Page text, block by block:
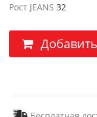
Рост JEANS 32